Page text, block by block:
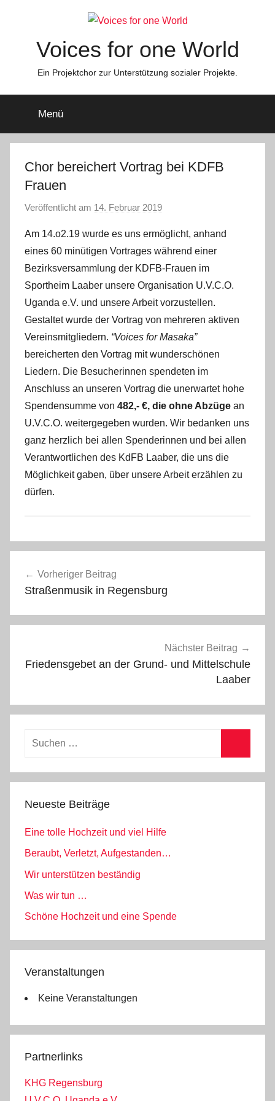
springenVoices for one World
Ein Projektchor zur Unterstützung sozialer Projekte.
Menü
Chor bereichert Vortrag bei KDFB
Frauen
Veröffentlicht am 14. Februar 2019
n
s
t
e
f
a
n
o
Am 14.o2.19 wurde es uns ermöglicht, anhand
eines 60 minütigen Vortrages während einer
Bezirksversammlung der KDFB-Frauen im
Sportheim Laaber unsere Organisation U.V.C.O.
Uganda e.V. und unsere Arbeit vorzustellen.
Gestaltet wurde der Vortrag von mehreren aktiven
Vereinsmitgliedern. “Voices for Masaka”
bereicherten den Vortrag mit wunderschönen
Liedern. Die Besucherinnen spendeten im
Anschluss an unseren Vortrag die unerwartet hohe
Spendensumme von 482,- €, die ohne Abzüge an
U.V.C.O. weitergegeben wurden. Wir bedanken uns
ganz herzlich bei allen Spenderinnen und bei allen
Verantwortlichen des KdFB Laaber, die uns die
Möglichkeit gaben, über unsere Arbeit erzählen zu
dürfen.
A
e
i
Vorheriger Beitrag
Straßenmusik in Regensburg
Nächster Beitrag
Friedensgebet an der Grund- und Mittelschule
Laaber
Suchen
Neueste Beiträge
Eine tolle Hochzeit und viel Hilfe
Beraubt, Verletzt, Aufgestanden…
Wir unterstützen beständig
Was wir tun …
Schöne Hochzeit und eine Spende
Veranstaltungen
Keine Veranstaltungen
Partnerlinks
KHG Regensburg